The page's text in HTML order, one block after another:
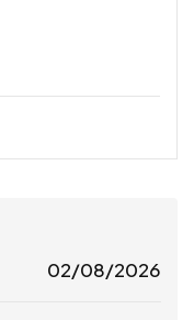
02/08/2026